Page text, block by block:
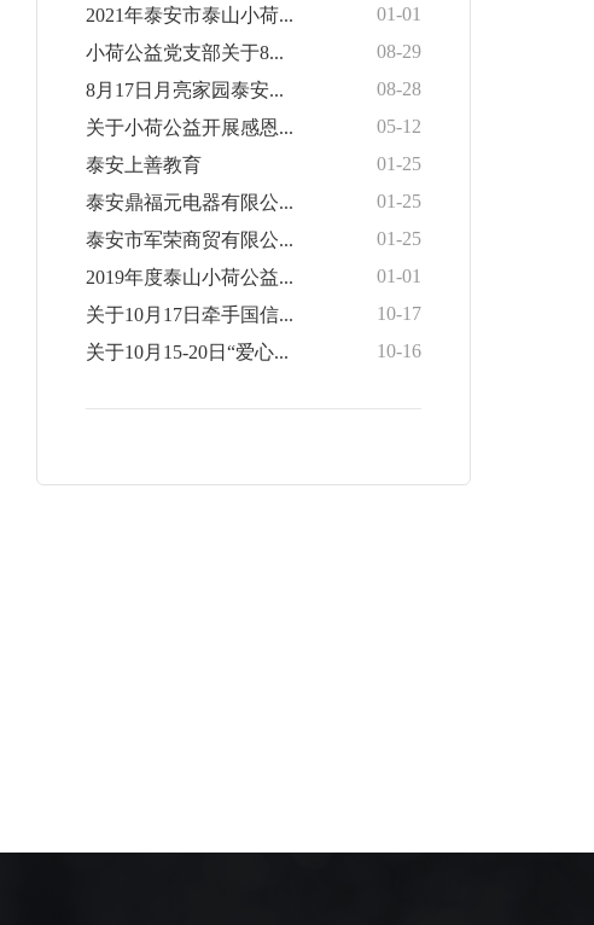
2021年泰安市泰山小荷...
01-01
小荷公益党支部关于8...
08-29
8月17日月亮家园泰安...
08-28
关于小荷公益开展感恩...
05-12
泰安上善教育
01-25
泰安鼎福元电器有限公...
01-25
泰安市军荣商贸有限公...
01-25
2019年度泰山小荷公益...
01-01
关于10月17日牵手国信...
10-17
关于10月15-20日“爱心...
10-16